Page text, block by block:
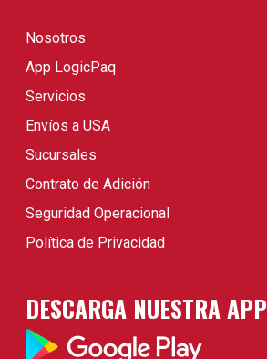
Nosotros
App LogicPaq
Servicios
Envíos a USA
Sucursales
Contrato de Adición
Seguridad Operacional
Política de Privacidad
DESCARGA NUESTRA APP